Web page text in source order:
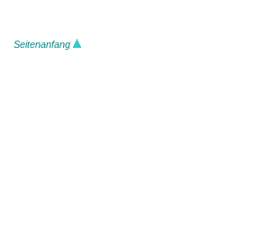
Seitenanfang